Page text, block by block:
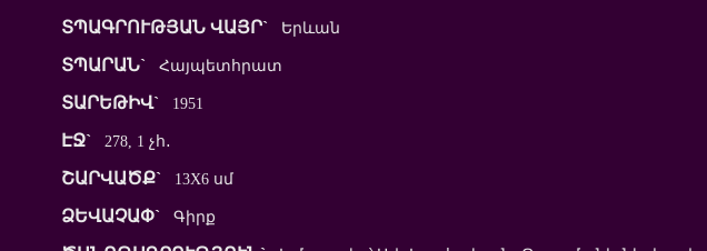
ՏՊԱԳՐՈՒԹՅԱՆ ՎԱՅՐ` Երևան
ՏՊԱՐԱՆ` Հայպետհրատ
ՏԱՐԵԹԻՎ` 1951
ԷՋ` 278, 1 չհ․
ՇԱՐՎԱԾՔ` 13X6 սմ
ՁԵՎԱՉԱՓ` Գիրք